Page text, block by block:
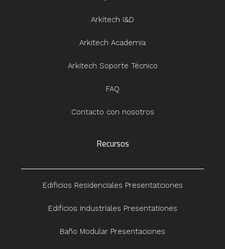
Arkitech I&D
Arkitech Academia
Arkitech Soporte Técnico
FAQ
Contacto con nosotros
Recursos
Edificios Residenciales Presentatciones
Edificios Industriales Presentationes
Baño Modular Presentaciones